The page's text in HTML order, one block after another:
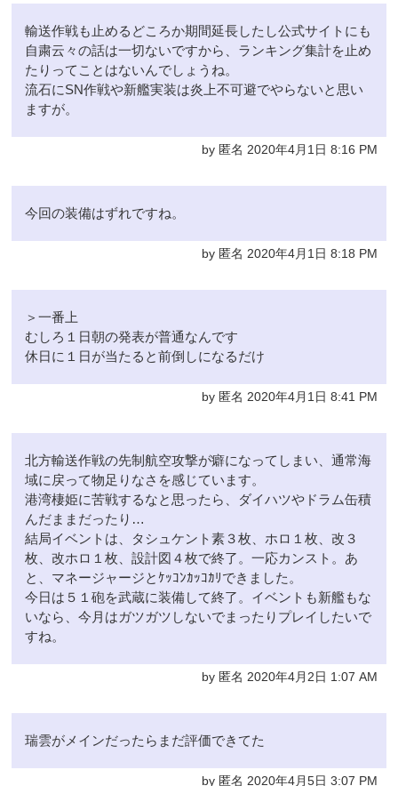
輸送作戦も止めるどころか期間延長したし公式サイトにも
自粛云々の話は一切ないですから、ランキング集計を止め
たりってことはないんでしょうね。
流石にSN作戦や新艦実装は炎上不可避でやらないと思い
ますが。
by 匿名 2020年4月1日 8:16 PM
今回の装備はずれですね。
by 匿名 2020年4月1日 8:18 PM
＞一番上
むしろ１日朝の発表が普通なんです
休日に１日が当たると前倒しになるだけ
by 匿名 2020年4月1日 8:41 PM
北方輸送作戦の先制航空攻撃が癖になってしまい、通常海
域に戻って物足りなさを感じています。
港湾棲姫に苦戦するなと思ったら、ダイハツやドラム缶積
んだままだったり…
結局イベントは、タシュケント素３枚、ホロ１枚、改３
枚、改ホロ１枚、設計図４枚で終了。一応カンスト。あ
と、マネージャージとｹｯｺﾝｶｯｺｶﾘできました。
今日は５１砲を武蔵に装備して終了。イベントも新艦もな
いなら、今月はガツガツしないでまったりプレイしたいで
すね。
by 匿名 2020年4月2日 1:07 AM
瑞雲がメインだったらまだ評価できてた
by 匿名 2020年4月5日 3:07 PM